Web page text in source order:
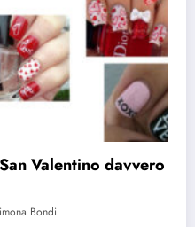
davvero